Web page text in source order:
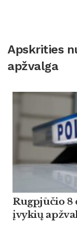
Apskrities
apžvalga
Rugpjūčio 8
įvykių